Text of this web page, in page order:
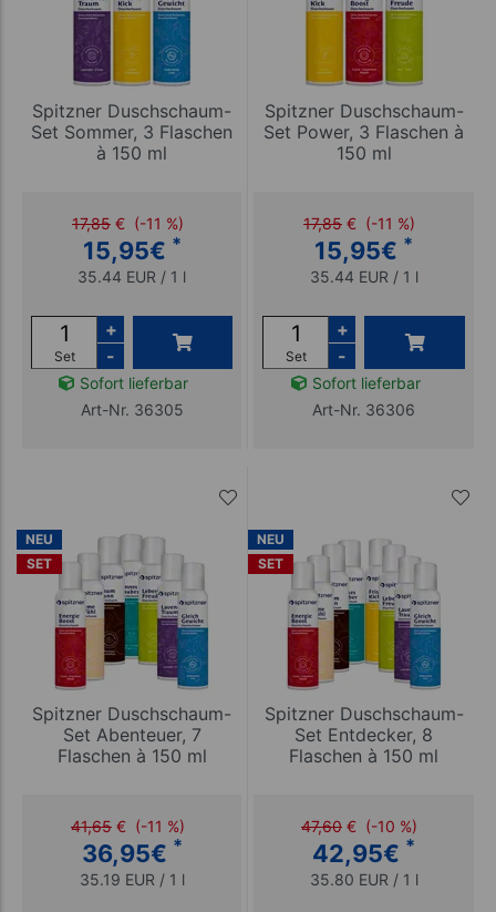
Spitzner Duschschaum-
Set Sommer, 3 Flaschen
à 150 ml
17,85 € (-11 %)
15,95€ *
35.44 EUR / 1 l
Set
+
-
Sofort lieferbar
Art-Nr. 36305
Spitzner Duschschaum-
Set Power, 3 Flaschen à
150 ml
17,85 € (-11 %)
15,95€ *
35.44 EUR / 1 l
Set
+
-
Sofort lieferbar
Art-Nr. 36306
NEU
SET
Spitzner Duschschaum-
Set Abenteuer, 7
Flaschen à 150 ml
41,65 € (-11 %)
36,95€ *
35.19 EUR / 1 l
NEU
SET
Spitzner Duschschaum-
Set Entdecker, 8
Flaschen à 150 ml
47,60 € (-10 %)
42,95€ *
35.80 EUR / 1 l